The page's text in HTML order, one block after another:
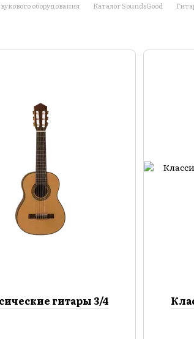
оборудования Каталог SoundsGood
гитары 3/4